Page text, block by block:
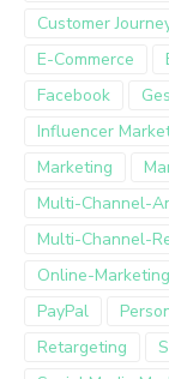
Customer
E-Commerce
Facebook
Influencer
Marketing
Multi-Channel-
Multi-Channel-
Online-Marketing
PayPal
Retargeting